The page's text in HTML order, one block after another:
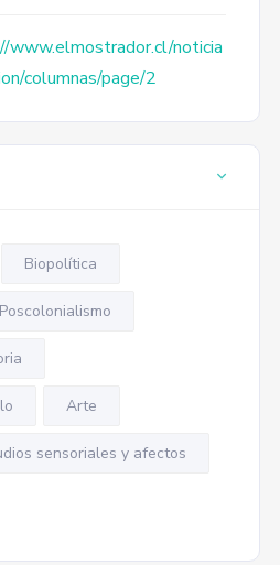
www.elmostrador.cl/noticia
columnas/page/2
Biopolítica
Poscolonialismo
Arte
sensoriales y afectos